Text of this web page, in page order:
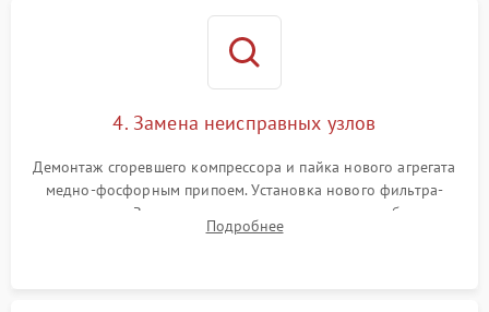
4. Замена неисправных узлов
Демонтаж сгоревшего компрессора и пайка нового агрегата
медно-фосфорным припоем. Установка нового фильтра-
осушителя. Замена изношенных вентиляторов обдува,
сломанных заслонок или поврежденных дверных петель.
Подробнее